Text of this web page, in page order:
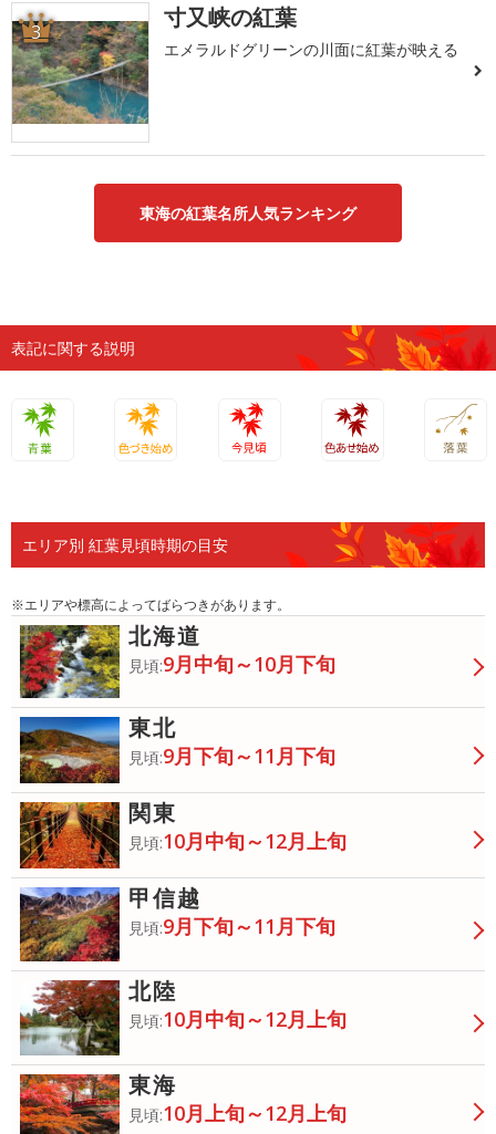
3 寸又峡の紅葉
エメラルドグリーンの川面に紅葉が映える
東海の紅葉名所人気ランキング
表記に関する説明
エリア別 紅葉見頃時期の目安
※エリアや標高によってばらつきがあります。
北海道
見頃:9月中旬～10月下旬
東北
見頃:9月下旬～11月下旬
関東
見頃:10月中旬～12月上旬
甲信越
見頃:9月下旬～11月下旬
北陸
見頃:10月中旬～12月上旬
東海
見頃:10月上旬～12月上旬